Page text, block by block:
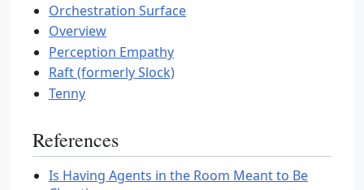
Orchestration Surface
Overview
Perception Empathy
Raft (formerly Slock)
Tenny
References
Is Having Agents in the Room Meant to Be